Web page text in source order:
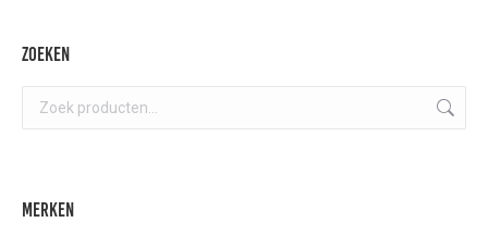
gekozen
Zoeken
Merken